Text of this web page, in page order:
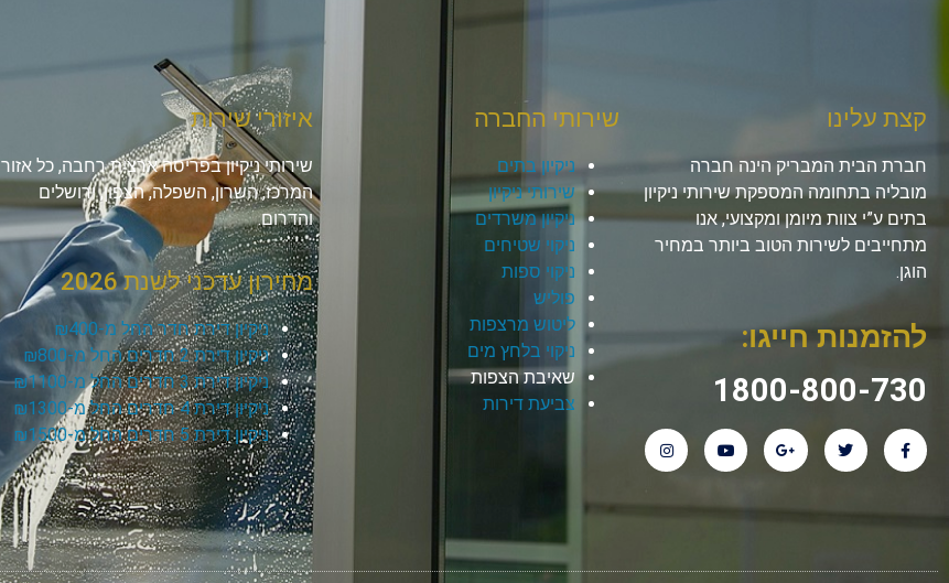
קצת עלינו
חברת הבית המבריק הינה חברה
מובליה בתחומה המספקת שירותי ניקיון
בתים ע”י צוות מיומן ומקצועי, אנו
מתחייבים לשירות הטוב ביותר במחיר
הוגן.
להזמנות חייגו:
1800-800-730
שירותי החברה
ניקיון בתים
שירותי ניקיון
ניקיון משרדים
ניקוי שטיחים
ניקוי ספות
פוליש
ליטוש מרצפות
ניקוי בלחץ מים
שאיבת הצפות
צביעת דירות
איזורי שירות
שירותי ניקיון בפריסה ארצית רחבה, כל אזור
המרכז, השרון, השפלה, הצפון, ירושלים
והדרום.
מחירון עדכני לשנת 2026
ניקיון דירת חדר החל מ-₪400
ניקיון דירת 2 חדרים החל מ-₪800
ניקיון דירת 3 חדרים החל מ-₪1100
ניקיון דירת 4 חדרים החל מ-₪1300
ניקיון דירת 5 חדרים החל מ-₪1500